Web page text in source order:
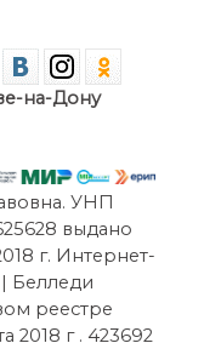
на-Дону
УНП
выдано
г. Интернет-
Белледи
реестре
2018 г . 423692